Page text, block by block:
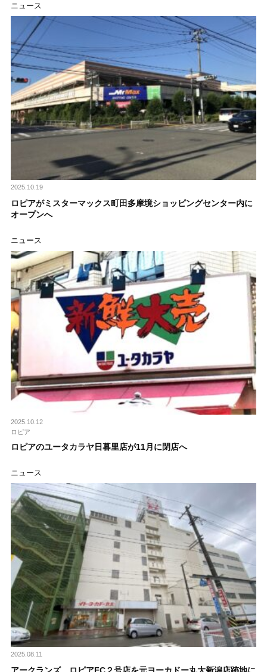
ニュース
2025.10.19
ロピアがミスターマックス町田多摩境ショッピングセンター内に
オープンへ
ニュース
2025.10.12
ロピア
ロピアのユータカラヤ日暮里店が11月に閉店へ
ニュース
2025.08.11